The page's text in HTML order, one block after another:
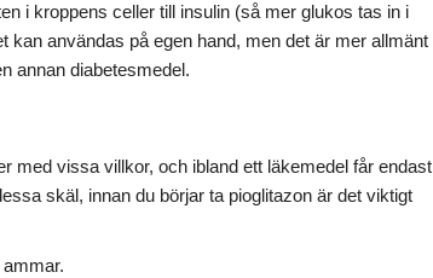
i kroppens celler till insulin (så mer glukos tas in i
kan användas på egen hand, men det är mer allmänt
annan diabetesmedel.
med vissa villkor, och ibland ett läkemedel får endast
skäl, innan du börjar ta pioglitazon är det viktigt